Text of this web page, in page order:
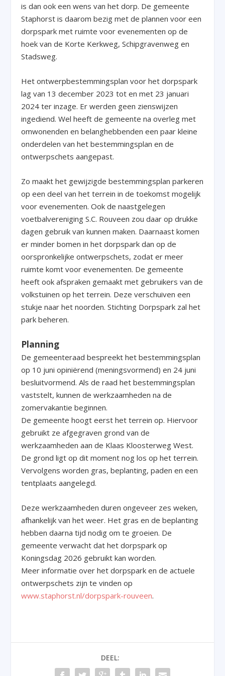
is dan ook een wens van het dorp. De gemeente
Staphorst is daarom bezig met de plannen voor een
dorpspark met ruimte voor evenementen op de
hoek van de Korte Kerkweg, Schipgravenweg en
Stadsweg.
Het ontwerpbestemmingsplan voor het dorpspark
lag van 13 december 2023 tot en met 23 januari
2024 ter inzage. Er werden geen zienswijzen
ingediend. Wel heeft de gemeente na overleg met
omwonenden en belanghebbenden een paar kleine
onderdelen van het bestemmingsplan en de
ontwerpschets aangepast.
Zo maakt het gewijzigde bestemmingsplan parkeren
op een deel van het terrein in de toekomst mogelijk
voor evenementen. Ook de naastgelegen
voetbalvereniging S.C. Rouveen zou daar op drukke
dagen gebruik van kunnen maken. Daarnaast komen
er minder bomen in het dorpspark dan op de
oorspronkelijke ontwerpschets, zodat er meer
ruimte komt voor evenementen. De gemeente
heeft ook afspraken gemaakt met gebruikers van de
volkstuinen op het terrein. Deze verschuiven een
stukje naar het noorden. Stichting Dorpspark zal het
park beheren.
Planning
De gemeenteraad bespreekt het bestemmingsplan
op 10 juni opiniërend (meningsvormend) en 24 juni
besluitvormend. Als de raad het bestemmingsplan
vaststelt, kunnen de werkzaamheden na de
zomervakantie beginnen.
De gemeente hoogt eerst het terrein op. Hiervoor
gebruikt ze afgegraven grond van de
werkzaamheden aan de Klaas Kloosterweg West.
De grond ligt op dit moment nog los op het terrein.
Vervolgens worden gras, beplanting, paden en een
tentplaats aangelegd.
Deze werkzaamheden duren ongeveer zes weken,
afhankelijk van het weer. Het gras en de beplanting
hebben daarna tijd nodig om te groeien. De
gemeente verwacht dat het dorpspark op
Koningsdag 2026 gebruikt kan worden.
Meer informatie over het dorpspark en de actuele
ontwerpschets zijn te vinden op
www.staphorst.nl/dorpspark-rouveen.
DEEL: